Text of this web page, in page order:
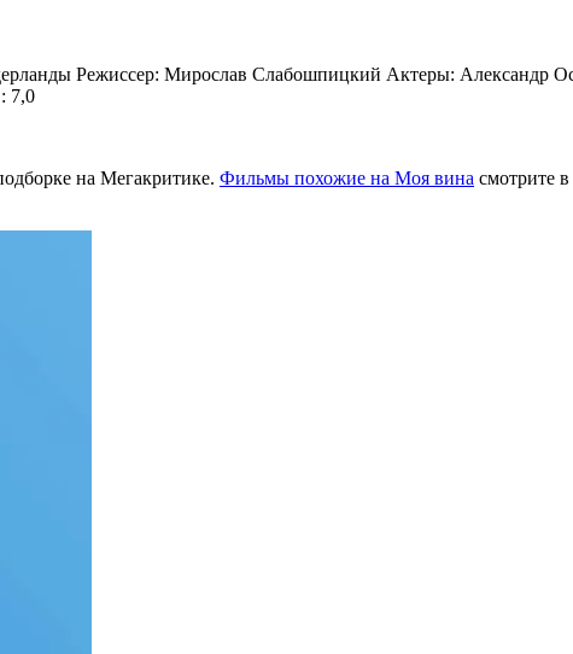
Режиссер: Мирослав Слабошпицкий Актеры: Александр
7,0
на Мегакритике. Фильмы похожие на Моя вина смотрите